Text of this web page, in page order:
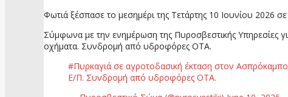
Φωτιά ξέσπασε το μεσημέρι της Τετάρτης 10 Ιουνίου 2026
Σύμφωνα με την ενημέρωση της Πυροσβεστικής Υπηρεσίες
οχήματα. Συνδρομή από υδροφόρες ΟΤΑ.
#Πυρκαγιά σε αγροτοδασική έκταση στον
Ε/Π. Συνδρομή από υδροφόρες ΟΤΑ.